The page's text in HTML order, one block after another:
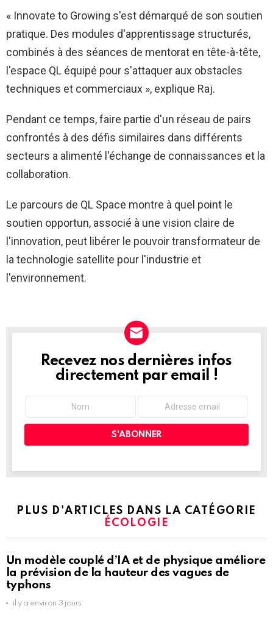
« Innovate to Growing s'est démarqué de son soutien
pratique. Des modules d'apprentissage structurés,
combinés à des séances de mentorat en tête-à-tête,
l'espace QL équipé pour s'attaquer aux obstacles
techniques et commerciaux », explique Raj.
Pendant ce temps, faire partie d'un réseau de pairs
confrontés à des défis similaires dans différents
secteurs a alimenté l'échange de connaissances et la
collaboration.
Le parcours de QL Space montre à quel point le
soutien opportun, associé à une vision claire de
l'innovation, peut libérer le pouvoir transformateur de
la technologie satellite pour l'industrie et
l'environnement.
NEWSLETTER
Recevez nos dernières infos
directement par email !
PLUS D'ARTICLES DANS LA CATÉGORIE
ÉCOLOGIE
Un modèle couplé d’IA et de physique améliore
la prévision de la hauteur des vagues de
typhons
il y a environ 3 jours